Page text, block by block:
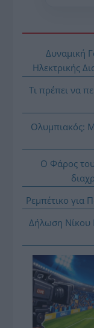
Δυναμική
Ηλεκτρικής
Τι πρέπει να
Ολυμπιακός:
Ο Φάρος
Ρεμπέτικο για
Δήλωση Νίκου